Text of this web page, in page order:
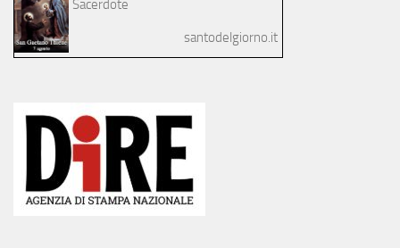
Sacerdote
santodelgiorno.it